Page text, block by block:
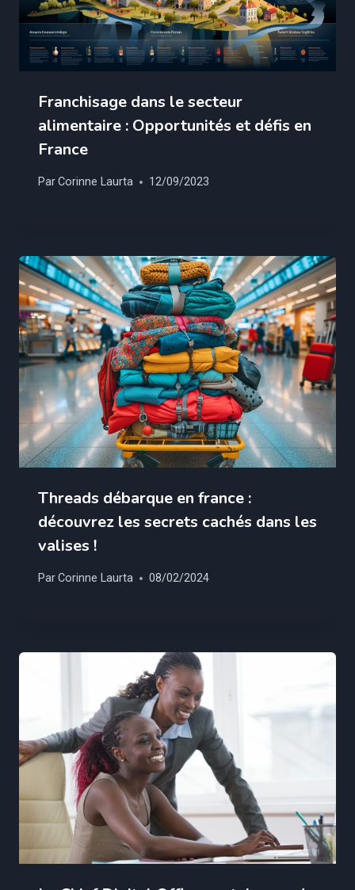
Franchisage dans le secteur
alimentaire : Opportunités et défis en
France
ParCorinne Laurta 12/09/2023
Threads débarque en france :
découvrez les secrets cachés dans les
valises !
ParCorinne Laurta 08/02/2024